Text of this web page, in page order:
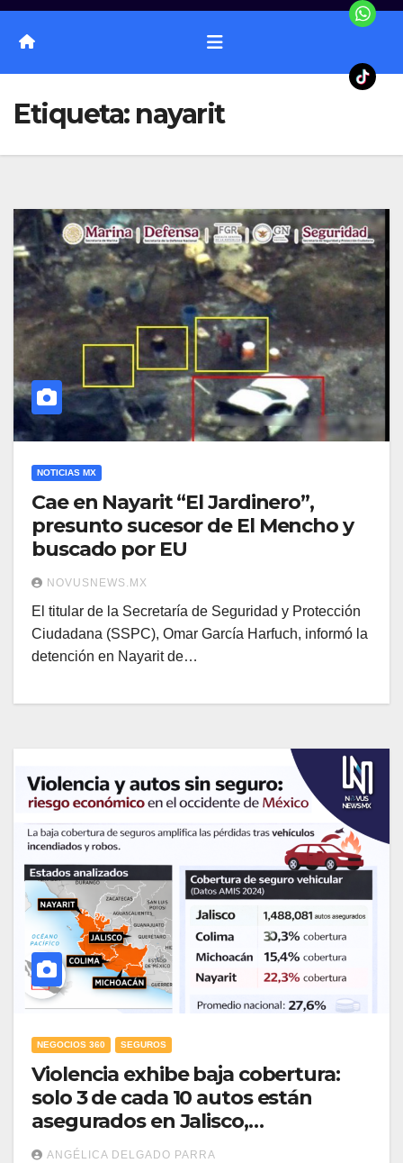
Etiqueta: nayarit
NOTICIAS MX
Cae en Nayarit “El Jardinero”,
presunto sucesor de El Mencho y
buscado por EU
NOVUSNEWS.MX
El titular de la Secretaría de Seguridad y Protección
Ciudadana (SSPC), Omar García Harfuch, informó la
detención en Nayarit de…
NEGOCIOS 360 SEGUROS
Violencia exhibe baja cobertura:
solo 3 de cada 10 autos están
asegurados en Jalisco,
Guanajuato, Veracruz y Colima
ANGÉLICA DELGADO PARRA